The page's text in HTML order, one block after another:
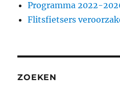
Programma 2022-
Flitsfietsers
ZOEKEN